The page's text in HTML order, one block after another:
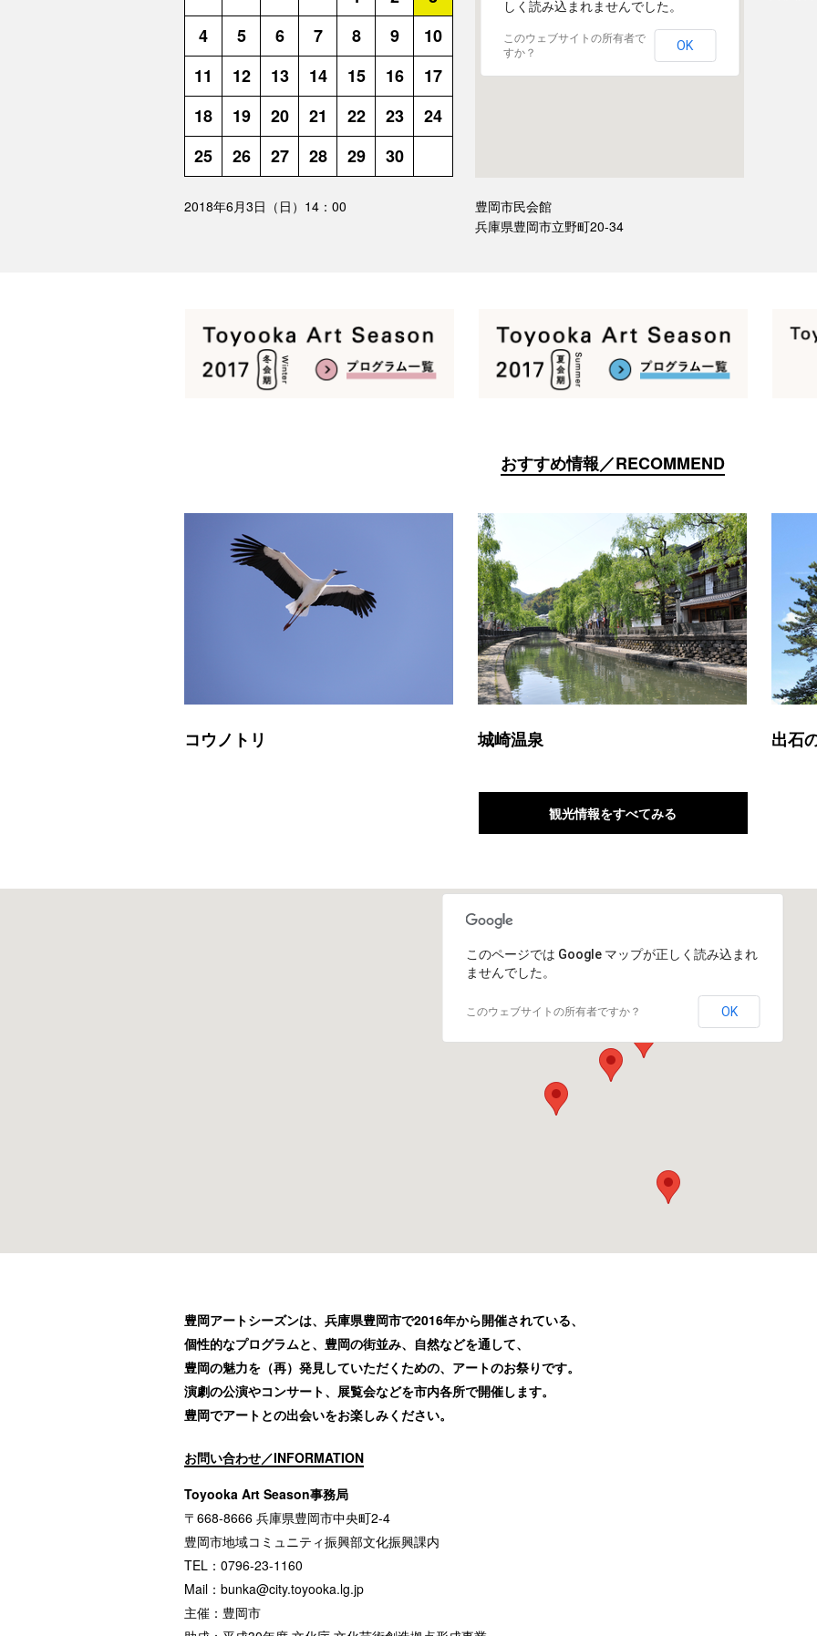
4
5 6 7 8 9
10
11
12 13 14 15 16
17
18
19 20 21 22 23
24
25
26 27 28 29 30
2018年6月3日（日）14：00
しく読み込まれませんでした。
このウェブサイトの所有者で
すか？
OK
豊岡市民会館
兵庫県豊岡市立野町20-34
おすすめ情報／RECOMMEND
コウノトリ 城崎温泉 出石
観光情報をすべてみる
このページでは Google マップが正しく読み込まれ
ませんでした。
このウェブサイトの所有者ですか？ OK
豊岡アートシーズンは、兵庫県豊岡市で2016年から開催されている、
個性的なプログラムと、豊岡の街並み、自然などを通して、
豊岡の魅力を（再）発見していただくための、アートのお祭りです。
演劇の公演やコンサート、展覧会などを市内各所で開催します。
豊岡でアートとの出会いをお楽しみください。
お問い合わせ／INFORMATION
Toyooka Art Season事務局
〒668-8666 兵庫県豊岡市中央町2-4
豊岡市地域コミュニティ振興部文化振興課内
TEL：0796-23-1160
Mail： bunka@city.toyooka.lg.jp
主催：豊岡市